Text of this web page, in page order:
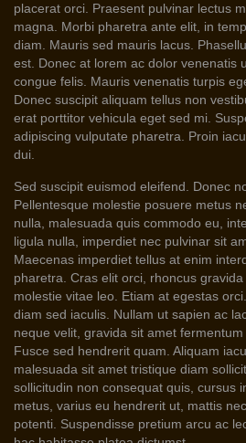
placerat orci. Praesent pulvinar lectus
magna. Morbi pharetra ante elit, in
diam. Mauris sed mauris lacus.
est. Donec at lorem ac dolor venenatis
congue felis. Mauris venenatis turpis
Donec suscipit aliquam tellus non
erat porttitor vehicula eget sed mi.
adipiscing vulputate pharetra. Proin
dui.
Sed suscipit euismod eleifend. Donec
Pellentesque molestie posuere metus
nulla, malesuada quis commodo eu,
ligula nulla, imperdiet nec pulvinar sit
Maecenas imperdiet tellus at enim
pharetra. Cras elit orci, rhoncus
molestie vitae leo. Etiam at egestas
diam sed iaculis. Nullam ut sapien ac
neque velit, gravida sit amet
Fusce sed hendrerit quam. Aliquam
malesuada sit amet tristique diam
sollicitudin non consequat quis, cursus
metus, varius eu hendrerit ut, mattis
potenti. Suspendisse pretium arcu ac